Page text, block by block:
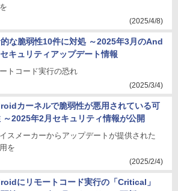
(2025/4/8)
な脆弱性10件に対処 ～2025年3月のAnd
キュリティアップデート情報
トコード実行の恐れ
(2025/3/4)
カーネルで脆弱性が悪用されている可
～2025年2月セキュリティ情報が公開
スメーカーからアップデートが提供された
を
(2025/2/4)
にリモートコード実行の「Critical」